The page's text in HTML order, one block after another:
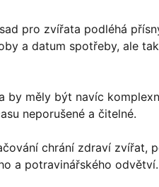
pro zvířata podléhá
a datum spotřeby, ale
by měly být navíc
neporušené a čitelné.
chrání zdraví zvířat,
a potravinářského odvětví.